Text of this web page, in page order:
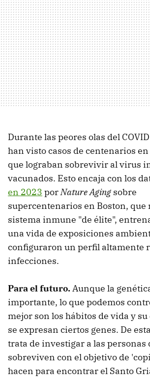
Durante las peores olas del
han visto casos de centenarios
que lograban sobrevivir al virus
vacunados. Esto encaja con los
en 2023 porNature Aging sobre
supercentenarios en Boston, que
sistema inmune "de élite",
una vida de exposiciones
configuraron un perfil altamente
infecciones.
Para el futuro.Aunque la
importante, lo que podemos
mejor son los hábitos de vida y
se expresan ciertos genes. De
trata de investigar a las personas
sobreviven con el objetivo de
hacen para encontrar el Santo